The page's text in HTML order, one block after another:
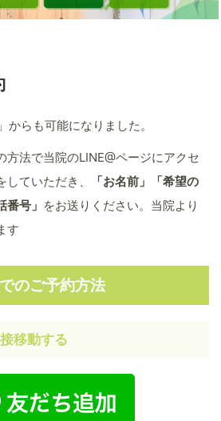
からも可能になりました。
方法で当院のLINE@ページにアクセ
ていただき、
「お名前」「希望の
号」 をお送りください。当院より
す
のご予約方法
移動する